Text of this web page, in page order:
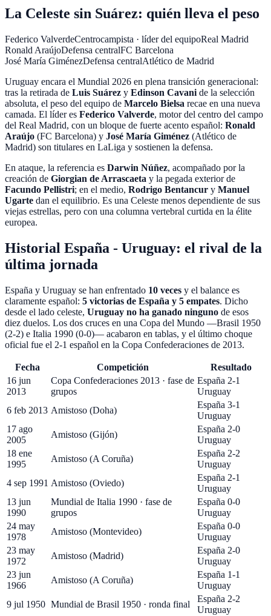
La Celeste sin Suárez: quién lleva el peso
Federico ValverdeCentrocampista · líder del equipoReal Madrid
Ronald AraújoDefensa centralFC Barcelona
José María GiménezDefensa centralAtlético de Madrid
Uruguay encara el Mundial 2026 en plena transición generacional:
tras la retirada de Luis Suárez y Edinson Cavani de la selección
absoluta, el peso del equipo de Marcelo Bielsa recae en una nueva
camada. El líder es Federico Valverde, motor del centro del campo
del Real Madrid, con un bloque de fuerte acento español: Ronald
Araújo (FC Barcelona) y José María Giménez (Atlético de
Madrid) son titulares en LaLiga y sostienen la defensa.
En ataque, la referencia es Darwin Núñez, acompañado por la
creación de Giorgian de Arrascaeta y la pegada exterior de
Facundo Pellistri; en el medio, Rodrigo Bentancur y Manuel
Ugarte dan el equilibrio. Es una Celeste menos dependiente de sus
viejas estrellas, pero con una columna vertebral curtida en la élite
europea.
Historial España - Uruguay: el rival de la
última jornada
España y Uruguay se han enfrentado 10 veces y el balance es
claramente español: 5 victorias de España y 5 empates. Dicho
desde el lado celeste, Uruguay no ha ganado ninguno de esos
diez duelos. Los dos cruces en una Copa del Mundo —Brasil 1950
(2-2) e Italia 1990 (0-0)— acabaron en tablas, y el último choque
oficial fue el 2-1 español en la Copa Confederaciones de 2013.
Fecha Competición
Resultado
16 jun
2013
Copa Confederaciones 2013 · fase de
grupos
España 2-1
Uruguay
6 feb 2013 Amistoso (Doha)
España 3-1
Uruguay
17 ago
2005
Amistoso (Gijón)
España 2-0
Uruguay
18 ene
1995
Amistoso (A Coruña)
España 2-2
Uruguay
4 sep 1991 Amistoso (Oviedo)
España 2-1
Uruguay
13 jun
1990
Mundial de Italia 1990 · fase de
grupos
España 0-0
Uruguay
24 may
1978
Amistoso (Montevideo)
España 0-0
Uruguay
23 may
1972
Amistoso (Madrid)
España 2-0
Uruguay
23 jun
1966
Amistoso (A Coruña)
España 1-1
Uruguay
9 jul 1950 Mundial de Brasil 1950 · ronda final
España 2-2
Uruguay